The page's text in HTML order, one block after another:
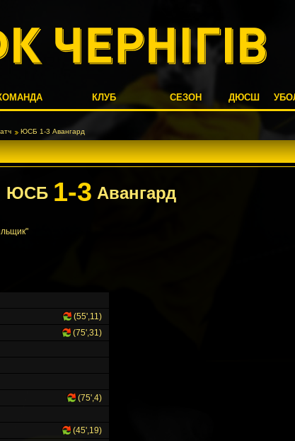
КЛУБ СЕЗОН ДЮСШ
ЮСБ 1-3 Авангард
ЮСБ 1-3 Авангард
(55',11)
(75',31)
(75',4)
(45',19)